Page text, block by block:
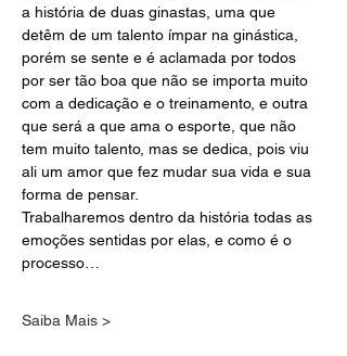
a história de duas ginastas, uma que
detêm de um talento ímpar na ginástica,
porém se sente e é aclamada por todos
por ser tão boa que não se importa muito
com a dedicação e o treinamento, e outra
que será a que ama o esporte, que não
tem muito talento, mas se dedica, pois viu
ali um amor que fez mudar sua vida e sua
forma de pensar.
Trabalharemos dentro da história todas as
emoções sentidas por elas, e como é o
processo…
Saiba Mais >